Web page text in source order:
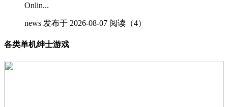
Onlin...
news 发布于 2026-08-07 阅读（4）
各类单机绅士游戏